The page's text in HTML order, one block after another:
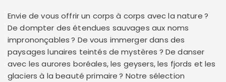
Envie de vous offrir un corps à corps avec la nature ?
De dompter des étendues sauvages aux noms
imprononçables ? De vous immerger dans des
paysages lunaires teintés de mystères ? De danser
avec les aurores boréales, les geysers, les fjords et les
glaciers à la beauté primaire ? Notre sélection